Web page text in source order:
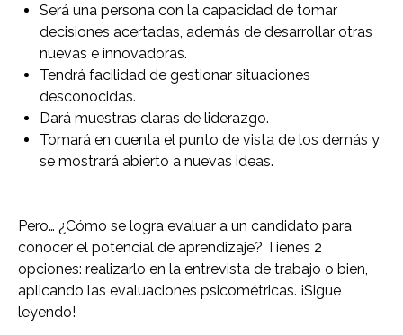
Será una persona con la capacidad de tomar
decisiones acertadas, además de desarrollar otras
nuevas e innovadoras.
Tendrá facilidad de gestionar situaciones
desconocidas.
Dará muestras claras de liderazgo.
Tomará en cuenta el punto de vista de los demás y
se mostrará abierto a nuevas ideas.
Pero… ¿Cómo se logra evaluar a un candidato para
conocer el potencial de aprendizaje? Tienes 2
opciones: realizarlo en la entrevista de trabajo o bien,
aplicando las evaluaciones psicométricas. ¡Sigue
leyendo!